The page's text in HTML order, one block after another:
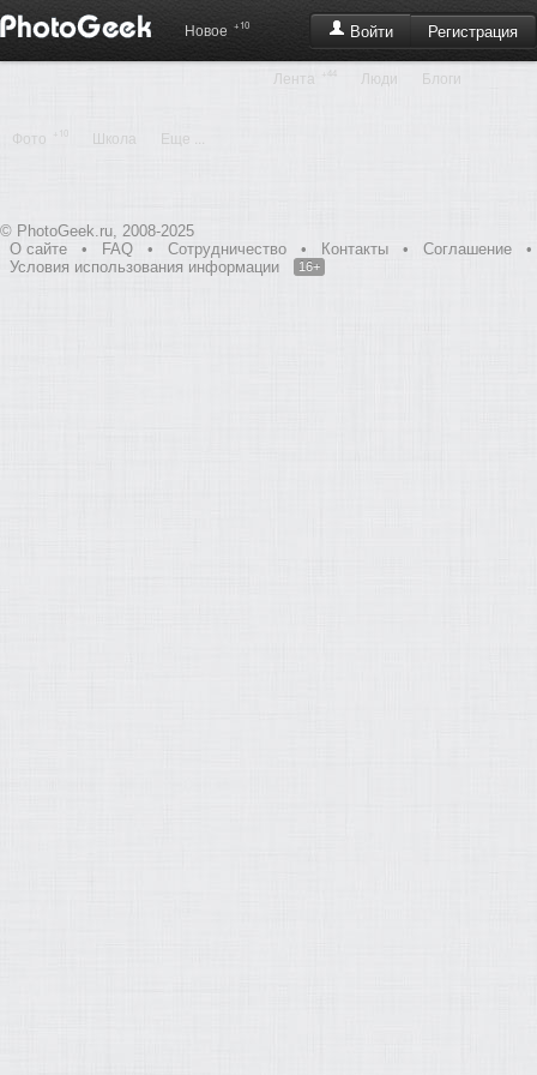
Войти Регистрация
Новое +10
Лента +44 Люди Блоги
Фото Школа Еще ...
© PhotoGeek.ru, 2008-2025
О сайте
• FAQ • Сотрудничество • Контакты • Соглашение
•
Условия использования информации
16+